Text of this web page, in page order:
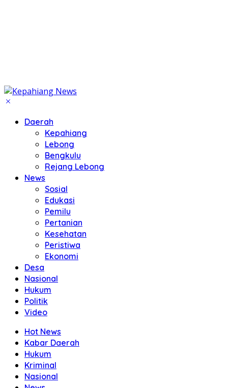
Daerah
Kepahiang
Lebong
Bengkulu
Rejang Lebong
News
Sosial
Edukasi
Pemilu
Pertanian
Kesehatan
Peristiwa
Ekonomi
Desa
Nasional
Hukum
Politik
Video
Hot News
Kabar Daerah
Hukum
Kriminal
Nasional